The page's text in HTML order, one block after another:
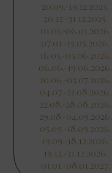
20.09.-19.12.2025.
20.12.-31.12.2025.
01.01.-06.01.2026.
07.01.-15.05.2026.
16.05.-05.06.2026.
06.06.-19.06.2026.
20.06.-03.07.2026.
04.07.-21.08.2026.
22.08.-28.08.2026.
29.08.-04.09.2026.
05.09.-18.09.2026.
19.09.-18.12.2026.
19.12.-31.12.2026.
01.01.-08.01.2027.